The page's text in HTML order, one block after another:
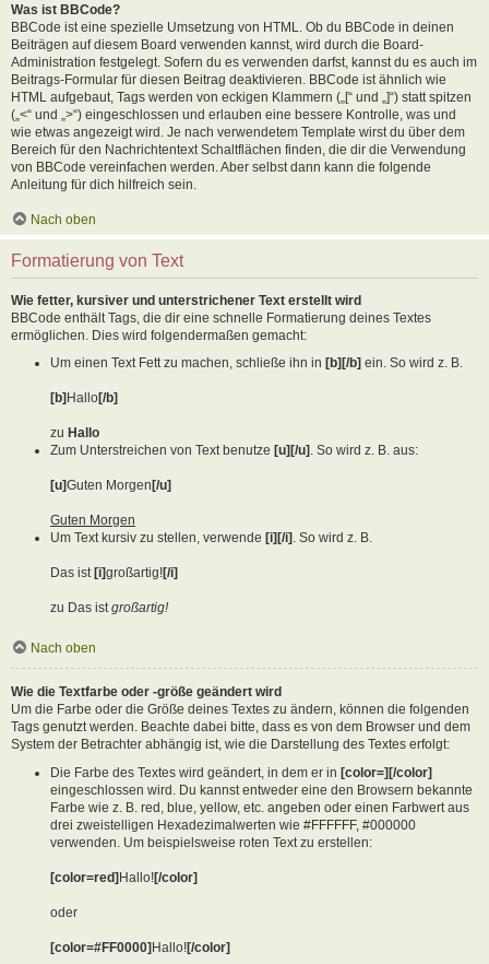
Was ist BBCode?
BBCode ist eine spezielle Umsetzung von HTML. Ob du BBCode in deinen
Beiträgen auf diesem Board verwenden kannst, wird durch die Board-
Administration festgelegt. Sofern du es verwenden darfst, kannst du es auch im
Beitrags-Formular für diesen Beitrag deaktivieren. BBCode ist ähnlich wie
HTML aufgebaut, Tags werden von eckigen Klammern („[“ und „]“) statt spitzen
(„<“ und „>“) eingeschlossen und erlauben eine bessere Kontrolle, was und
wie etwas angezeigt wird. Je nach verwendetem Template wirst du über dem
Bereich für den Nachrichtentext Schaltflächen finden, die dir die Verwendung
von BBCode vereinfachen werden. Aber selbst dann kann die folgende
Anleitung für dich hilfreich sein.
Nach oben
Formatierung von Text
Wie fetter, kursiver und unterstrichener Text erstellt wird
BBCode enthält Tags, die dir eine schnelle Formatierung deines Textes
ermöglichen. Dies wird folgendermaßen gemacht:
Um einen Text Fett zu machen, schließe ihn in [b][/b] ein. So wird z. B.
[b] Hallo[/b]
zu Hallo
Zum Unterstreichen von Text benutze [u][/u] . So wird z. B. aus:
[u]Guten Morgen [/u]
Guten Morgen
Um Text kursiv zu stellen, verwende [i][/i] . So wird z. B.
Das ist [i]großartig![/i]
zu Das istgroßartig!
Nach oben
Wie die Textfarbe oder -größe geändert wird
Um die Farbe oder die Größe deines Textes zu ändern, können die folgenden
Tags genutzt werden. Beachte dabei bitte, dass es von dem Browser und dem
System der Betrachter abhängig ist, wie die Darstellung des Textes erfolgt:
Die Farbe des Textes wird geändert, in dem er in [color=][/color]
eingeschlossen wird. Du kannst entweder eine den Browsern bekannte
Farbe wie z. B. red, blue, yellow, etc. angeben oder einen Farbwert aus
drei zweistelligen Hexadezimalwerten wie #FFFFFF, #000000
verwenden. Um beispielsweise roten Text zu erstellen:
[color=red]Hallo![/color]
oder
[color=#FF0000]Hallo![/color]